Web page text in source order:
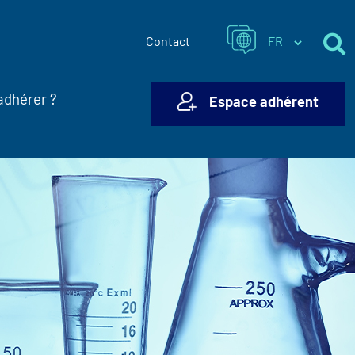
Contact
? Espace adhérent